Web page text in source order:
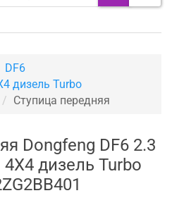
DF6
дизель Turbo
Ступица передняя
Dongfeng DF6 2.3
дизель Turbo